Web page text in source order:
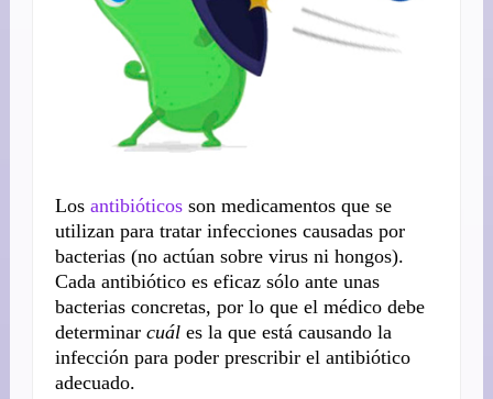
Los antibióticosson medicamentos que se
utilizan para tratar infecciones causadas por
bacterias (no actúan sobre virus ni hongos).
Cada antibiótico es eficaz sólo ante unas
bacterias concretas, por lo que el médico debe
determinar cuáles la que está causando la
infección para poder prescribir el antibiótico
adecuado.